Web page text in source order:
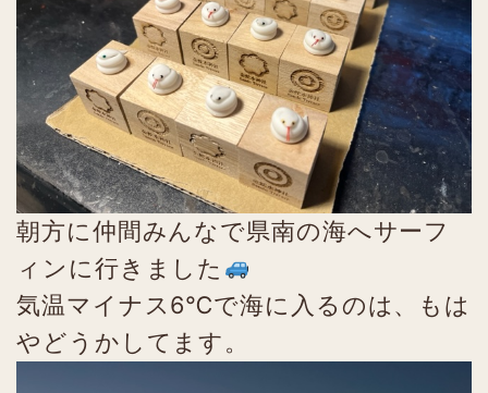
朝方に仲間みんなで県南の海へサーフ
ィンに行きました
気温マイナス6℃で海に入るのは、もは
やどうかしてます。